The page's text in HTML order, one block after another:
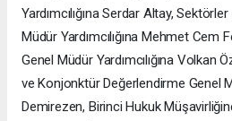
Yardımcılığına Serdar Altay, Sektörler
Müdür Yardımcılığına Mehmet Cem
Genel Müdür Yardımcılığına Volkan
ve Konjonktür Değerlendirme Genel
Demirezen, Birinci Hukuk